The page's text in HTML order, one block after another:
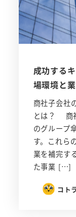
成功する
場環境と
商社子会社
とは？ 商
のグループ
す。これら
業を補完す
た事業 […]
コト